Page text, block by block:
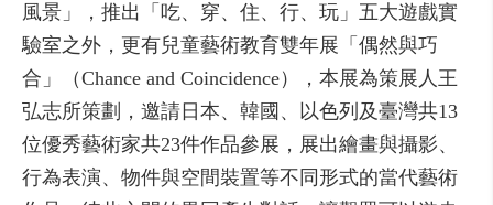
風景」，推出「吃、穿、住、行、玩」五大遊戲實
驗室之外，更有兒童藝術教育雙年展「偶然與巧
合」（Chance and Coincidence），本展為策展人王
弘志所策劃，邀請日本、韓國、以色列及臺灣共13
位優秀藝術家共23件作品參展，展出繪畫與攝影、
行為表演、物件與空間裝置等不同形式的當代藝術